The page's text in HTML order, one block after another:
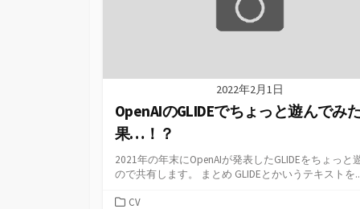
2022年2月1日
OpenAIのGLIDEでちょっと遊んでみ
果…！？
2021年の年末にOpenAIが発表したGLIDEをちょっと
ので共有します。 まとめ GLIDEとかいうテキストを
カCV